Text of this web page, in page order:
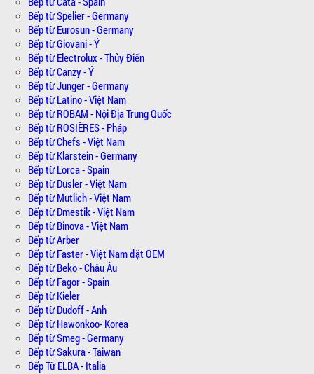
Bếp từ Spelier - Germany
Bếp từ Eurosun - Germany
Bếp từ Giovani - Ý
Bếp từ Electrolux - Thủy Điển
Bếp từ Canzy - Ý
Bếp từ Junger - Germany
Bếp từ Latino - Việt Nam
Bếp từ ROBAM - Nội Địa Trung Quốc
Bếp từ ROSIÈRES - Pháp
Bếp từ Chefs - Việt Nam
Bếp từ Klarstein - Germany
Bếp từ Lorca - Spain
Bếp từ Dusler - Việt Nam
Bếp từ Mutlich - Việt Nam
Bếp từ Dmestik - Việt Nam
Bếp từ Binova - Việt Nam
Bếp từ Arber
Bếp từ Faster - Việt Nam đặt OEM
Bếp từ Beko - Châu Âu
Bếp từ Fagor - Spain
Bếp từ Kieler
Bếp từ Dudoff - Anh
Bếp từ Hawonkoo- Korea
Bếp từ Smeg - Germany
Bếp từ Sakura - Taiwan
Bếp Từ ELBA - Italia